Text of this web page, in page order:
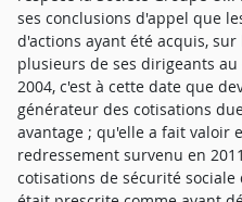
ses conclusions d'appel que
d'actions ayant été acquis,
plusieurs de ses dirigeants
2004, c'est à cette date que
générateur des cotisations
avantage ; qu'elle a fait valoir
redressement survenu en
cotisations de sécurité